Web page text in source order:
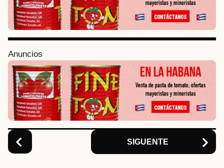
Anuncios
P
a
g
i
n
a
o
n
SIGUENTE